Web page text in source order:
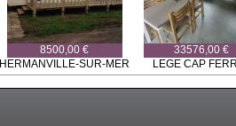
8500,00 €
HERMANVILLE-SUR-MER
33576,00 €
LEGE CAP